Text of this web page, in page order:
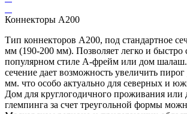
Коннекторы А200
Тип коннекторов А200, под стандартное
мм (190-200 мм). Позволяет легко и быстро
популярном стиле А-фрейм или дом
сечение дает возможность увеличить
мм. что особо актуально для северных и
Дом для круглогодичного проживания или
глемпинга за счет треугольной формы